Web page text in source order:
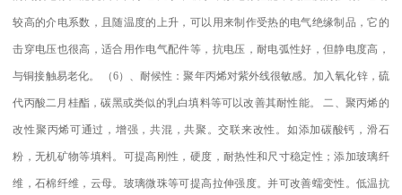
较高的介电系数，且随温度的上升，可以用来制作受热的电气绝缘制品，它的
击穿电压也很高，适合用作电气配件等，抗电压，耐电弧性好，但静电度高，
与铜接触易老化。 （6）、耐候性：聚年丙烯对紫外线很敏感。加入氧化锌，硫
代丙酸二月桂酯，碳黑或类似的乳白填料等可以改善其耐性能。 二、聚丙烯的
改性聚丙烯可通过，增强，共混，共聚。交联来改性。如添加碳酸钙，滑石
粉，无机矿物等填料。可提高刚性，硬度，耐热性和尺寸稳定性；添加玻璃纤
维，石棉纤维，云母。玻璃微珠等可提高拉伸强度。并可改善蠕变性。低温抗